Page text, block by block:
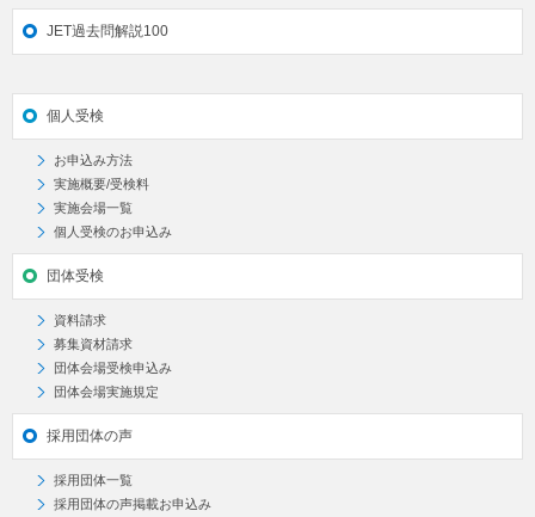
JET過去問解説100
個人受検
お申込み方法
実施概要/受検料
実施会場一覧
個人受検のお申込み
団体受検
資料請求
募集資材請求
団体会場受検申込み
団体会場実施規定
採用団体の声
採用団体一覧
採用団体の声掲載お申込み